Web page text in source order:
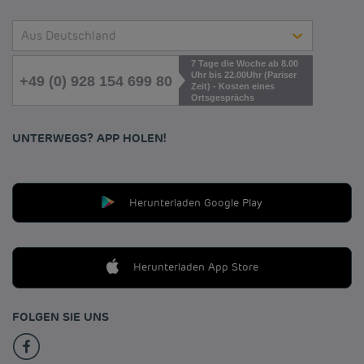
Aus Deutschland
+49 (0) 928 154 699 80
7 Tage die Woche ab 8.00
Uhr bis 22.00Uhr (Pariser
Zeit) - Kosten eines
Ortsgesprächs
UNTERWEGS? APP HOLEN!
Herunterladen Google Play
Herunterladen App Store
FOLGEN SIE UNS